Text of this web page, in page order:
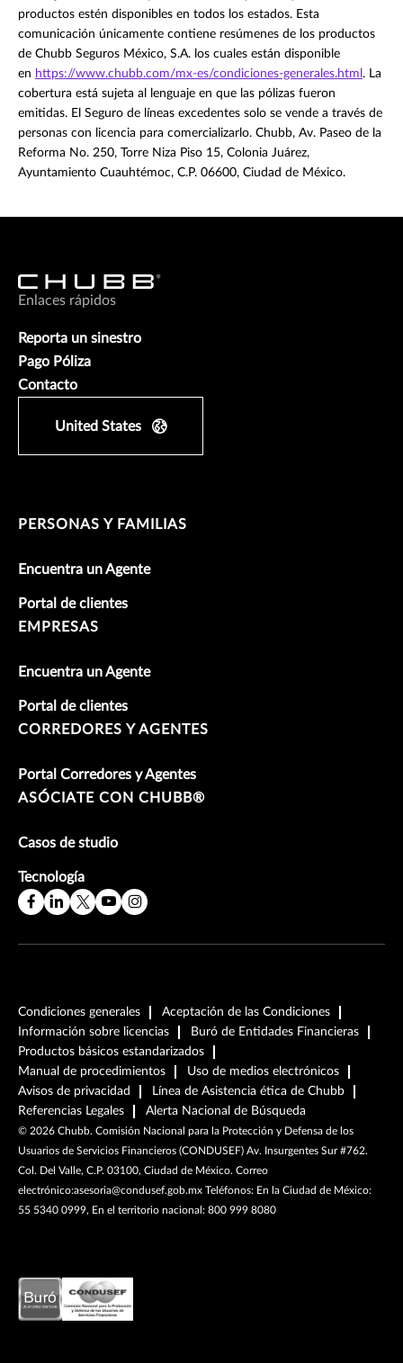
productos estén disponibles en todos los estados. Esta
comunicación únicamente contiene resúmenes de los productos
de Chubb Seguros México, S.A. los cuales están disponible
en https://www.chubb.com/mx-es/condiciones-generales.html . La
cobertura está sujeta al lenguaje en que las pólizas fueron
emitidas. El Seguro de líneas excedentes solo se vende a través de
personas con licencia para comercializarlo. Chubb, Av. Paseo de la
Reforma No. 250, Torre Niza Piso 15, Colonia Juárez,
Ayuntamiento Cuauhtémoc, C.P. 06600, Ciudad de México.
Enlaces rápidos
Reporta un sinestro
Pago Póliza
Contacto
United States
PERSONAS Y FAMILIAS
Encuentra un Agente
Portal de clientes
EMPRESAS
Encuentra un Agente
Portal de clientes
CORREDORES Y AGENTES
Portal Corredores y Agentes
ASÓCIATE CON CHUBB®
Casos de studio
Tecnología
Condiciones generales
Aceptación de las Condiciones
Información sobre licencias
Buró de Entidades Financieras
Productos básicos estandarizados
Manual de procedimientos
Uso de medios electrónicos
Avisos de privacidad
Línea de Asistencia ética de Chubb
Referencias Legales
Alerta Nacional de Búsqueda
© 2026 Chubb. Comisión Nacional para la Protección y Defensa de los
Usuarios de Servicios Financieros (CONDUSEF) Av. Insurgentes Sur #762.
Col. Del Valle, C.P. 03100, Ciudad de México. Correo
electrónico:asesoria@condusef.gob.mx Teléfonos: En la Ciudad de México:
55 5340 0999, En el territorio nacional: 800 999 8080